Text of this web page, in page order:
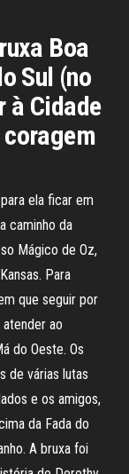
Boa
Sul (no
à Cidade
ela ficar em
caminho da
Mágico de Oz,
Para
que seguir por
ao
do Oeste. Os
de várias lutas
e os amigos,
da Fada do
A bruxa foi